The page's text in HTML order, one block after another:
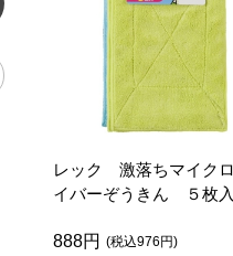
レック 激落ちマイク
イバーぞうきん ５枚入
888円 (税込976円)